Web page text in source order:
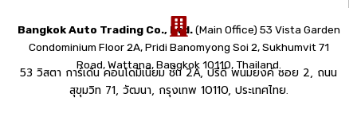
Bangkok Auto Trading Co., Ltd.(Main Office) 53 Vista Garden
Condominium Floor 2A, Pridi Banomyong Soi 2, Sukhumvit 71
Road, Wattana, Bangkok 10110, Thailand.
53 วิสตา การ์เด้น คอนโดมิเนียม ชั้น 2A, ปรีดี พนมยงค์ ซอย 2, ถนน
สุขุมวิท 71, วัฒนา, กรุงเทพ 10110, ประเทศไทย.